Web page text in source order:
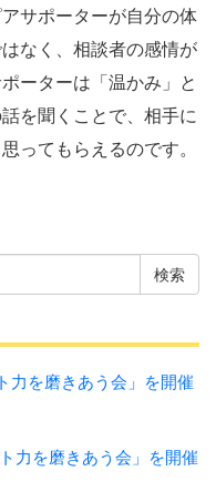
サポーターが自分の体
なく、相談者の感情が
ーターは「温かみ」と
を聞くことで、相手に
ってもらえるのです。
⼒を磨きあう会」を開催
力を磨きあう会」を開催